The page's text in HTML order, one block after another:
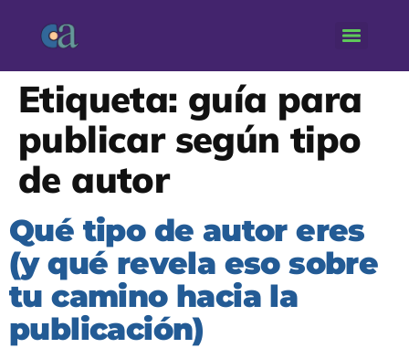
Etiqueta: guía para
publicar según tipo
de autor
Qué tipo de autor eres
(y qué revela eso sobre
tu camino hacia la
publicación)